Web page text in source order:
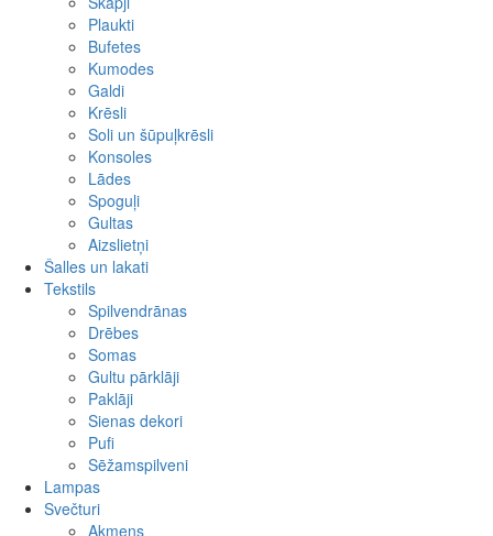
Cits
Plaukti
Bufetes
Kumodes
Galdi
Krēsli
Soli un šūpuļkrēsli
Konsoles
Lādes
Spoguļi
Gultas
Aizslietņi
Šalles un lakati
Tekstils
Spilvendrānas
Drēbes
Somas
Gultu pārklāji
Paklāji
Sienas dekori
Pufi
Sēžamspilveni
Lampas
Svečturi
Akmens